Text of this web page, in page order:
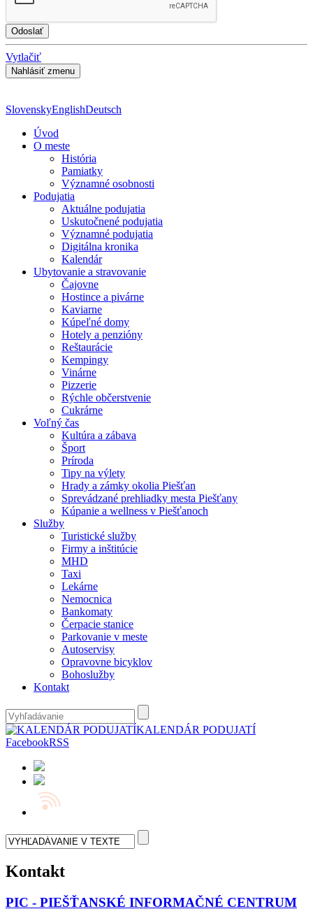
Vytlačiť
SlovenskyEnglishDeutsch
Úvod
O meste
História
Pamiatky
Významné osobnosti
Podujatia
Aktuálne podujatia
Uskutočnené podujatia
Významné podujatia
Digitálna kronika
Kalendár
Ubytovanie a stravovanie
Čajovne
Hostince a pivárne
Kaviarne
Kúpeľné domy
Hotely a penzióny
Reštaurácie
Kempingy
Vinárne
Pizzerie
Rýchle občerstvenie
Cukrárne
Voľný čas
Kultúra a zábava
Šport
Príroda
Tipy na výlety
Hrady a zámky okolia Piešťan
Sprevádzané prehliadky mesta Piešťany
Kúpanie a wellness v Piešťanoch
Služby
Turistické služby
Firmy a inštitúcie
MHD
Taxi
Lekárne
Nemocnica
Bankomaty
Čerpacie stanice
Parkovanie v meste
Autoservisy
Opravovne bicyklov
Bohoslužby
Kontakt
KALENDÁR PODUJATÍ
FacebookRSS
Kontakt
PIC - PIEŠŤANSKÉ INFORMAČNÉ CENTRUM